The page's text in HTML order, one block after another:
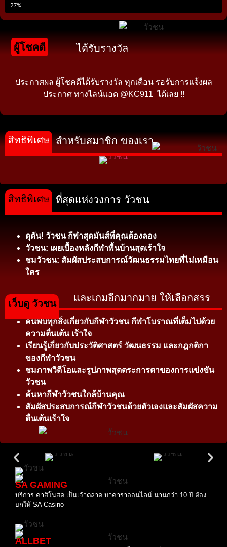
27%
ผู้โชคดี ได้รับรางวัล
ประกาศผล ผู้โชคดีได้รับรางวัล ทุกเดือน รอรับการแจ้งผล
ประกาศ ทางไลน์แอด @KC911 ได้เลย !!
สำหรับสมาชิก ของเรา
สิทธิพิเศษ
ที่สุดแห่งวงการ วัวชน
ดุดัน! วัวชน กีฬาสุดมันส์ที่คุณต้องลอง
วัวชน: เผยเบื้องหลังกีฬาพื้นบ้านสุดเร้าใจ
ชมวัวชน: สัมผัสประสบการณ์วัฒนธรรมไทยที่ไม่เหมือน
ใคร
สิทธิพิเศษ
และเกมอีกมากมาย ให้เลือกสรร
ค้นพบทุกสิ่งเกี่ยวกับกีฬาวัวชน กีฬาโบราณที่เต็มไปด้วย
ความตื่นเต้น เร้าใจ
เรียนรู้เกี่ยวกับประวัติศาสตร์ วัฒนธรรม และกฎกติกา
ของกีฬาวัวชน
ชมภาพวิดีโอและรูปภาพสุดตระการตาของการแข่งขัน
วัวชน
ค้นหากีฬาวัวชนใกล้บ้านคุณ
สัมผัสประสบการณ์กีฬาวัวชนด้วยตัวเองและสัมผัสความ
ตื่นเต้นเร้าใจ
เว็บดู วัวชน
SA GAMING
บริการ คาสิโนสด เป็นเจ้าตลาด บาคาร่าออนไลน์ นานกว่า 10 ปี ต้อง
ยกให้ SA Casino
ALLBET